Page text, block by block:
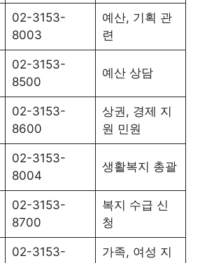
02-3153-
8003
예산, 기획 관
련
02-3153-
8500
예산 상담
02-3153-
8600
상권, 경제 지
원 민원
02-3153-
8004
생활복지 총괄
02-3153-
8700
복지 수급 신
청
02-3153-
가족, 여성 지